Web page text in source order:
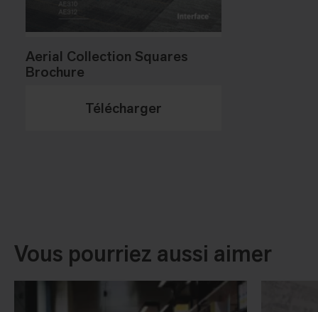
Aerial Collection Squares
Brochure
Télécharger
Vous pourriez aussi aimer